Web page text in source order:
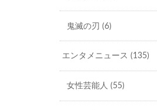
鬼滅の刃 (6)
エンタメニュース(135)
女性芸能人 (55)